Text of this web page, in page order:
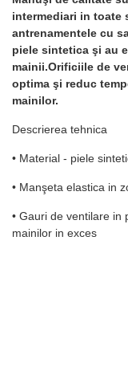
intermediari in toate
antrenamentele cu
piele sintetica şi au
mainii.Orificiile de
optima şi reduc
mainilor.
Descrierea tehnica
• Material - piele
• Manşeta elastica in
• Gauri de ventilare in
mainilor in exces